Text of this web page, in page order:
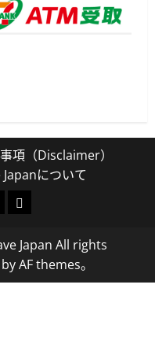
項（Disclaimer）
について
Mastodon
Japan All rights
by AF themes。